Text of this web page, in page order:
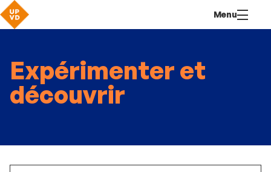
contenu
Menu
Expérimenter et
découvrir